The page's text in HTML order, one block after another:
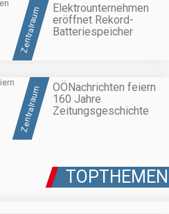
Zentralraum
Elektrounternehmen
eröffnet Rekord-
Batteriespeicher
Zentralraum
OÖNachrichten feiern
160 Jahre
Zeitungsgeschichte
TOPTHEMEN